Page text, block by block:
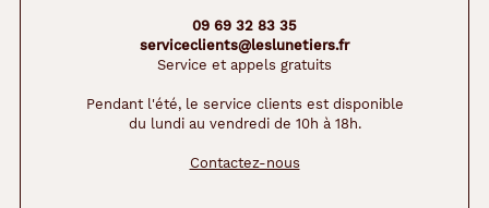
09 69 32 83 35
serviceclients@leslunetiers.fr
Service et appels gratuits
Pendant l'été, le service clients est disponible
du lundi au vendredi de 10h à 18h.
Contactez-nous